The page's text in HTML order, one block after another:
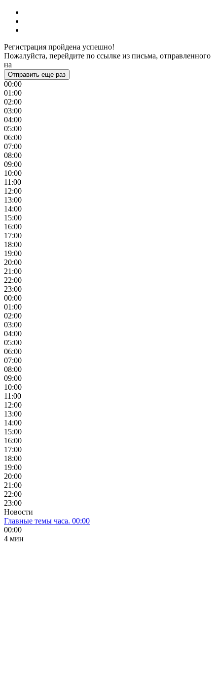
Регистрация пройдена успешно!
Пожалуйста, перейдите по ссылке из письма, отправленного
на
Отправить еще раз
00:00
01:00
02:00
03:00
04:00
05:00
06:00
07:00
08:00
09:00
10:00
11:00
12:00
13:00
14:00
15:00
16:00
17:00
18:00
19:00
20:00
21:00
22:00
23:00
00:00
01:00
02:00
03:00
04:00
05:00
06:00
07:00
08:00
09:00
10:00
11:00
12:00
13:00
14:00
15:00
16:00
17:00
18:00
19:00
20:00
21:00
22:00
23:00
Новости
Главные темы часа. 00:00
00:00
4 мин